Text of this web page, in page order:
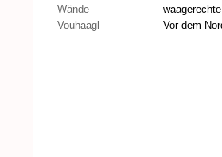
Wände
Vouhaagl
Vor dem